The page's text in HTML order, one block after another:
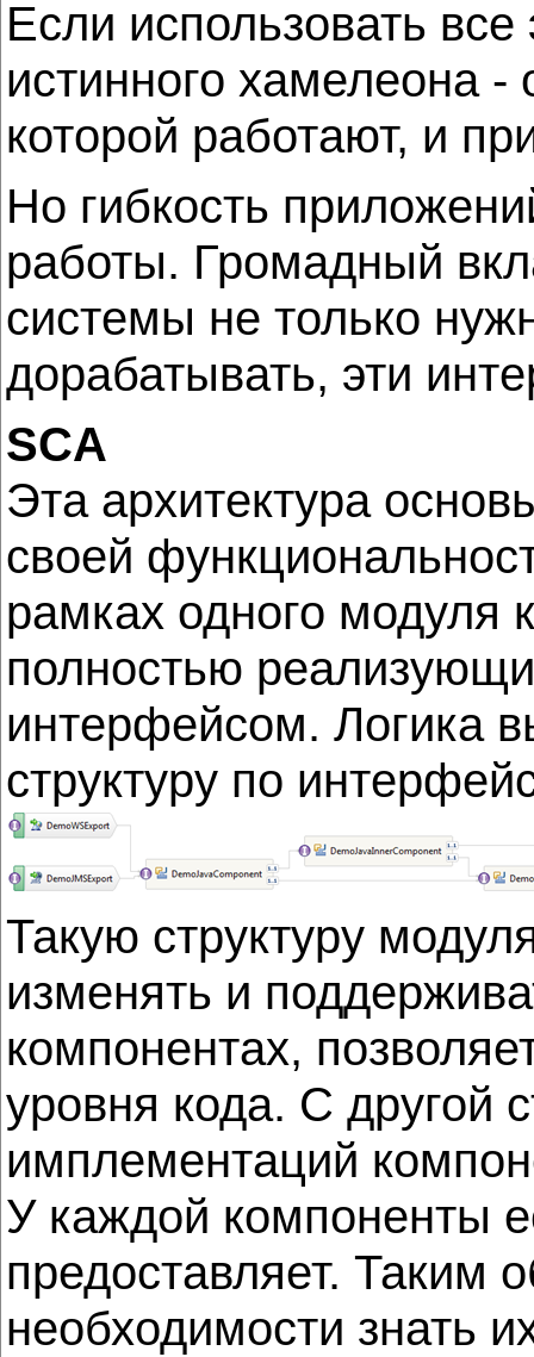
Если использовать
истинного хамелеона -
которой работают, и
Но гибкость
работы. Громадный
системы не только
дорабатывать, эти
SCA
Эта архитектура
своей
рамках одного модуля
полностью
интерфейсом. Логика
структуру по
Такую структуру
изменять и
компонентах,
уровня кода. С другой
имплементаций
У каждой компоненты
предоставляет. Таким
необходимости знать